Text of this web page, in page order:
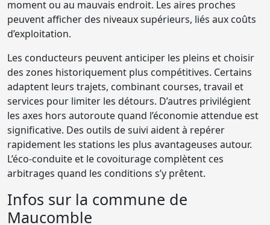
moment ou au mauvais endroit. Les aires proches
peuvent afficher des niveaux supérieurs, liés aux coûts
d’exploitation.
Les conducteurs peuvent anticiper les pleins et choisir
des zones historiquement plus compétitives. Certains
adaptent leurs trajets, combinant courses, travail et
services pour limiter les détours. D’autres privilégient
les axes hors autoroute quand l’économie attendue est
significative. Des outils de suivi aident à repérer
rapidement les stations les plus avantageuses autour.
L’éco-conduite et le covoiturage complètent ces
arbitrages quand les conditions s’y prêtent.
Infos sur la commune de
Maucomble